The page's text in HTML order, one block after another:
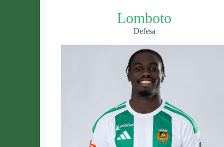
Lomboto
Defesa